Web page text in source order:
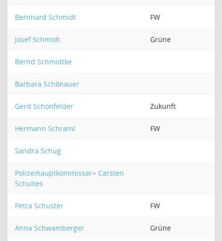
Bernhard Schmidt FW
Josef Schmidt Grüne
Bernd Schmidtke
Barbara Schönauer
Gerd Schönfelder Zukunft
Hermann Schraml FW
Sandra Schug
Polizeihauptkommissar+ Carsten
Schultes
Petra Schuster FW
Anna Schwamberger Grüne